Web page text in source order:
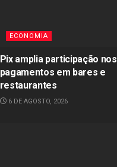
ECONOMIA
Pix amplia participação nos
pagamentos em bares e
restaurantes
6 DE AGOSTO, 2026